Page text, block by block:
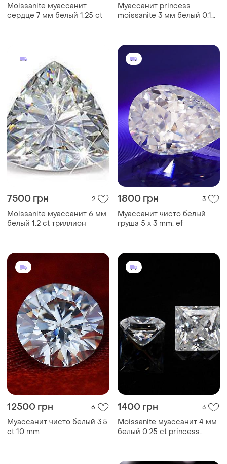
Moissanite муассанит
сердце 7 мм белый 1.25 ct
Муассанит princess
moissanite 3 мм белый 0.1
7500 грн 2
Moissanite муассанит 6 мм
белый 1.2 ct триллион
1800 грн 3
Муассанит чисто белый
груша 5 х 3 mm. ef
12500 грн 6
Муассанит чисто белый 3.5
ct 10 mm
1400 грн 3
Moissanite муассанит 4 мм
белый 0.25 ct princess